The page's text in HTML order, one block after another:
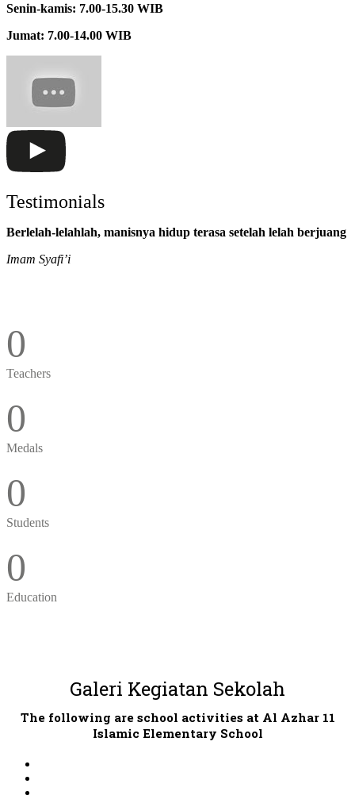
Senin-kamis: 7.00-15.30 WIB
Jumat: 7.00-14.00 WIB
Testimonials
Berlelah-lelahlah, manisnya hidup terasa setelah lelah berjuang
Imam Syafi’i
0
Teachers
0
Medals
0
Students
0
Education
Galeri Kegiatan Sekolah
The following are school activities at Al Azhar 11
Islamic Elementary School